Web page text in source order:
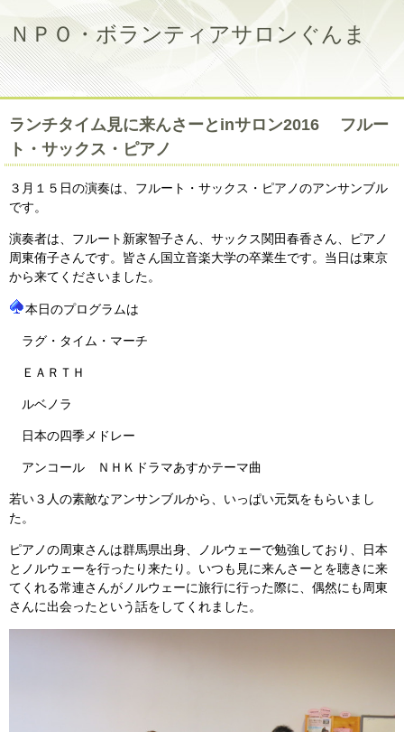
ＮＰＯ・ボランティアサロンぐんま
ランチタイム見に来んさーとinサロン2016 フルー
ト・サックス・ピアノ
３月１５日の演奏は、フルート・サックス・ピアノのアンサンブル
です。
演奏者は、フルート新家智子さん、サックス関田春香さん、ピアノ
周東侑子さんです。皆さん国立音楽大学の卒業生です。当日は東京
から来てくださいました。
本日のプログラムは
ラグ・タイム・マーチ
ＥＡＲＴＨ
ルベノラ
日本の四季メドレー
アンコール ＮＨＫドラマあすかテーマ曲
若い３人の素敵なアンサンブルから、いっぱい元気をもらいまし
た。
ピアノの周東さんは群馬県出身、ノルウェーで勉強しており、日本
とノルウェーを行ったり来たり。いつも見に来んさーとを聴きに来
てくれる常連さんがノルウェーに旅行に行った際に、偶然にも周東
さんに出会ったという話をしてくれました。